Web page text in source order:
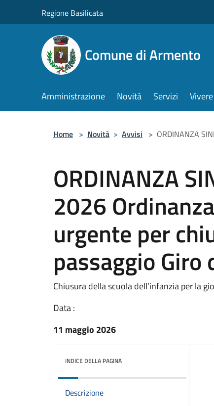
Regione Basilicata
Comune di Armento
Amministrazione Novità Servizi
Home > Novità > Avvisi > ORDINANZA
ORDINANZA
2026
urgente per
passaggio Giro
Chiusura della scuola dell’infanzia per la
Data :
11 maggio 2026
INDICE DELLA PAGINA
Descrizione